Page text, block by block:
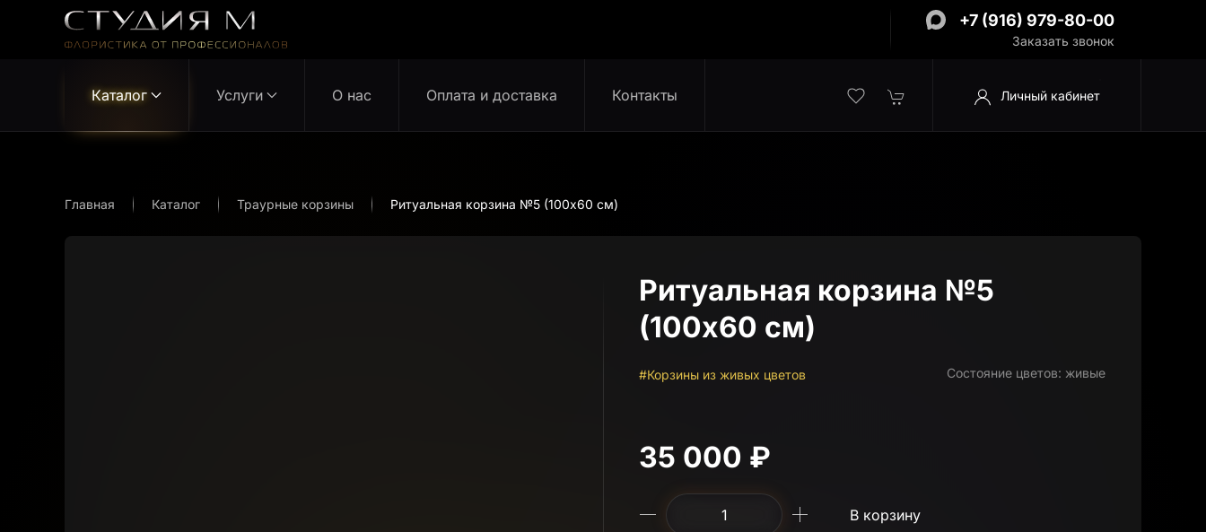
Перейти к содержимому
+7 (916) 979-80-00
Заказать звонок
Каталог Услуги О нас Оплата и доставка Контакты Личный кабинет
Главная Каталог Траурные корзины Ритуальная корзина №5 (100х60 см)
Ритуальная корзина №5
(100х60 см)
#Корзины из живых цветов Состояние цветов: живые
35 000 ₽
В корзину